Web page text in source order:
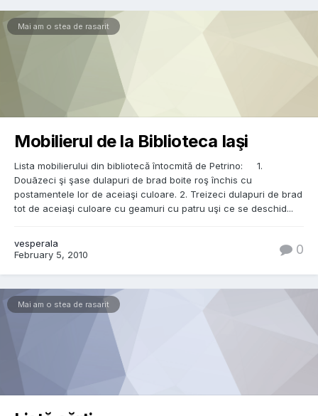
Mai am o stea de rasarit
Mobilierul de la Biblioteca Iaşi
Lista mobilierului din bibliotecă întocmită de Petrino: 1.
Douãzeci şi şase dulapuri de brad boite roş închis cu
postamentele lor de aceiaşi culoare. 2. Treizeci dulapuri de brad
tot de aceiaşi culoare cu geamuri cu patru uşi ce se deschid...
vesperala
February 5, 2010
0
Mai am o stea de rasarit